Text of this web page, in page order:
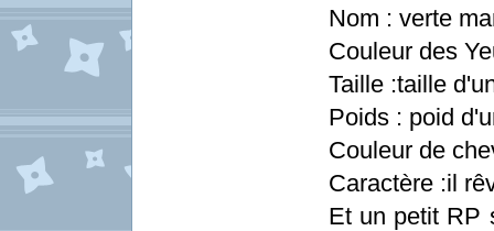
Nom : verte
Couleur des
Taille :taille
Poids : poid
Couleur de
Caractère :il
Et un petit RP